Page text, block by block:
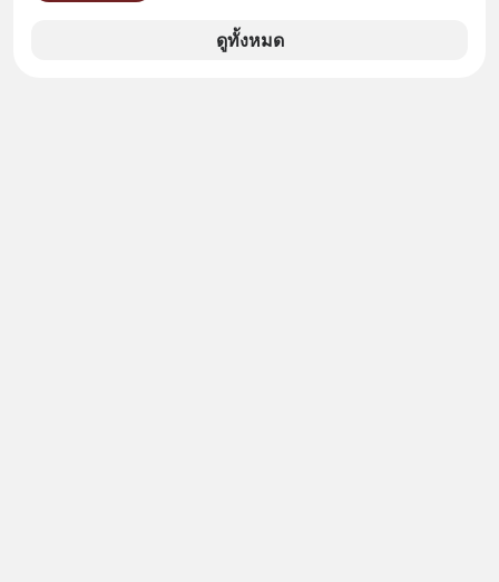
ป๊าผมเห็นโปสเตอร์หนังเรื่องนี้หลาย
ดูทั้งหมด